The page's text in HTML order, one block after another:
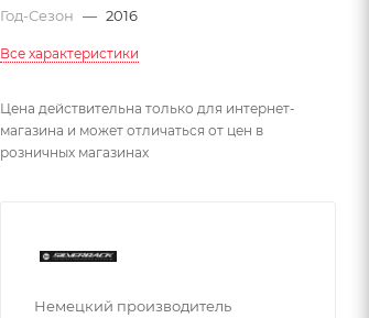
Год-Сезон — 2016
Все характеристики
Цена действительна только для интернет-
магазина и может отличаться от цен в
розничных магазинах
Немецкий производитель